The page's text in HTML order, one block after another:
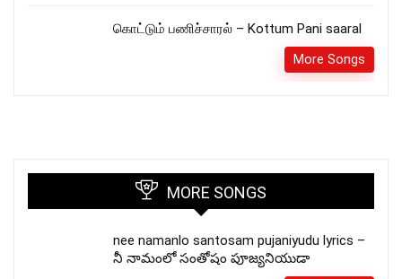
கொட்டும் பணிச்சாரல் – Kottum Pani saaral
More Songs
MORE SONGS
nee namanlo santosam pujaniyudu lyrics –
నీ నామంలో సంతోషం పూజ్యనియుడా